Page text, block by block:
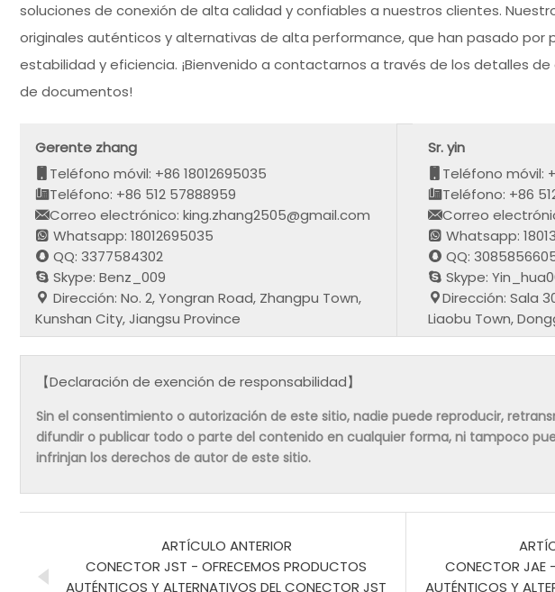
soluciones de conexión de alta calidad y confiables a nuestros clientes.
originales auténticos y alternativas de alta performance, que han pasado por
estabilidad y eficiencia. ¡Bienvenido a contactarnos a través de los detalles
de documentos!
Gerente zhang
Teléfono móvil: +86 18012695035
Teléfono: +86 512 57888959
Correo electrónico: king.zhang2505@gmail.com
Whatsapp: 18012695035
QQ: 3377584302
Skype: Benz_009
Dirección: No. 2, Yongran Road, Zhangpu Town,
Kunshan City, Jiangsu Province
Sr. yin
Teléfono móvil:
Teléfono: +86
Correo
Whatsapp:
QQ:
Skype:
Dirección: Sala
Liaobu Town,
【Declaración de exención de responsabilidad】
Sin el consentimiento o autorización de este sitio, nadie puede reproducir,
difundir o publicar todo o parte del contenido en cualquier forma, ni tampoco
infrinjan los derechos de autor de este sitio.
ARTÍCULO ANTERIOR
CONECTOR JST - OFRECEMOS PRODUCTOS
AUTÉNTICOS Y ALTERNATIVOS DEL CONECTOR JST
CONECTOR JAE
AUTÉNTICOS Y